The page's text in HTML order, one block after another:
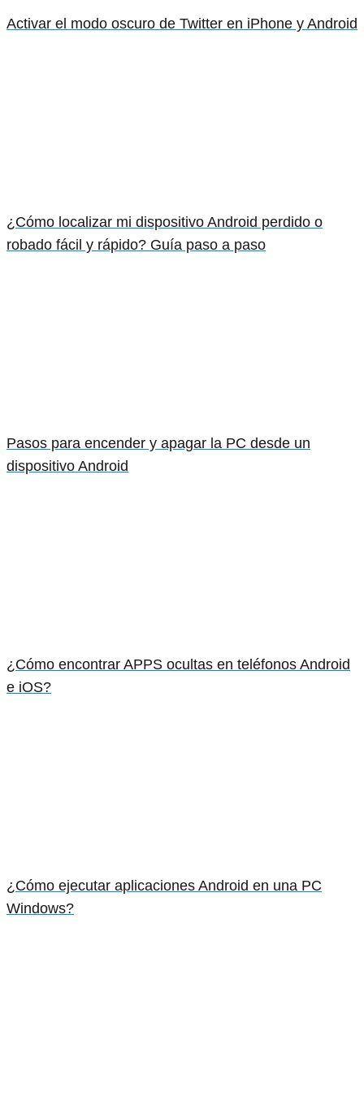
Activar el modo oscuro de Twitter en iPhone y Android
¿Cómo localizar mi dispositivo Android perdido o
robado fácil y rápido? Guía paso a paso
Pasos para encender y apagar la PC desde un
dispositivo Android
¿Cómo encontrar APPS ocultas en teléfonos Android
e iOS?
¿Cómo ejecutar aplicaciones Android en una PC
Windows?